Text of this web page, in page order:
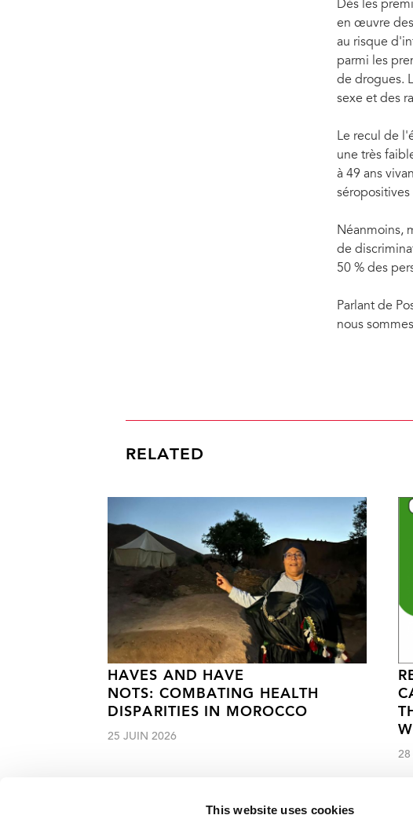
This website uses cookies
Dès les
en œuvre des
au risque
parmi les
de drogues.
sexe et des
Le recul de
une très
à 49 ans
séropositives
Néanmoins,
de
50 % des
Parlant de
nous
RELATED
HAVES AND HAVE
NOTS: COMBATING HEALTH
DISPARITIES IN MOROCCO
25 JUIN 2026
28